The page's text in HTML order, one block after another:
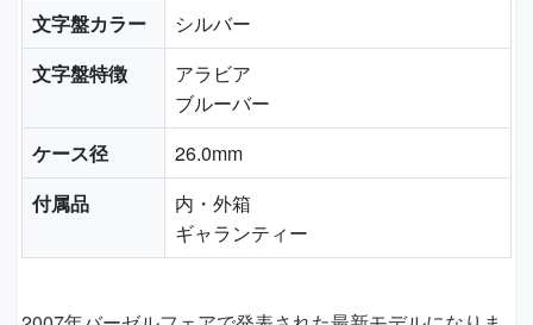
文字盤カラー
シルバー
文字盤特徴
アラビア
ブルーバー
ケース径
26.0mm
付属品
内・外箱
ギャランティー